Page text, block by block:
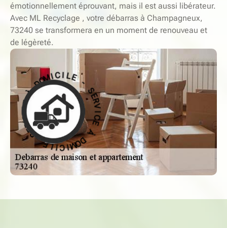
émotionnellement éprouvant, mais il est aussi libérateur.
Avec ML Recyclage , votre débarras à Champagneux,
73240 se transformera en un moment de renouveau et
de légèreté.
S
E
R
V
I
C
E
À
D
O
M
I
C
ILE - SER
VI
C
E
À
D
O
M
I
C
I
L
E
-